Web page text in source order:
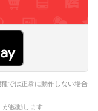
では正常に動作しない場合
が起動します